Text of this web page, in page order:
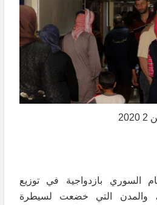
السوري بازدواجية في توزيع
والمدن التي خضعت لسيطرة